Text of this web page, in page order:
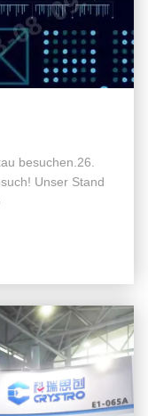
besuchen.26.
Unser Stand